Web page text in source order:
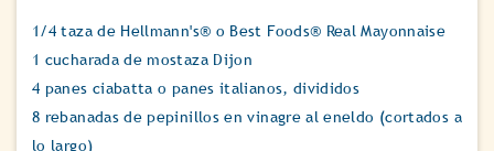
1/4 taza de Hellmann's® o Best Foods® Real Mayonnaise
1 cucharada de mostaza Dijon
4 panes ciabatta o panes italianos, divididos
8 rebanadas de pepinillos en vinagre al eneldo (cortados a
lo largo)